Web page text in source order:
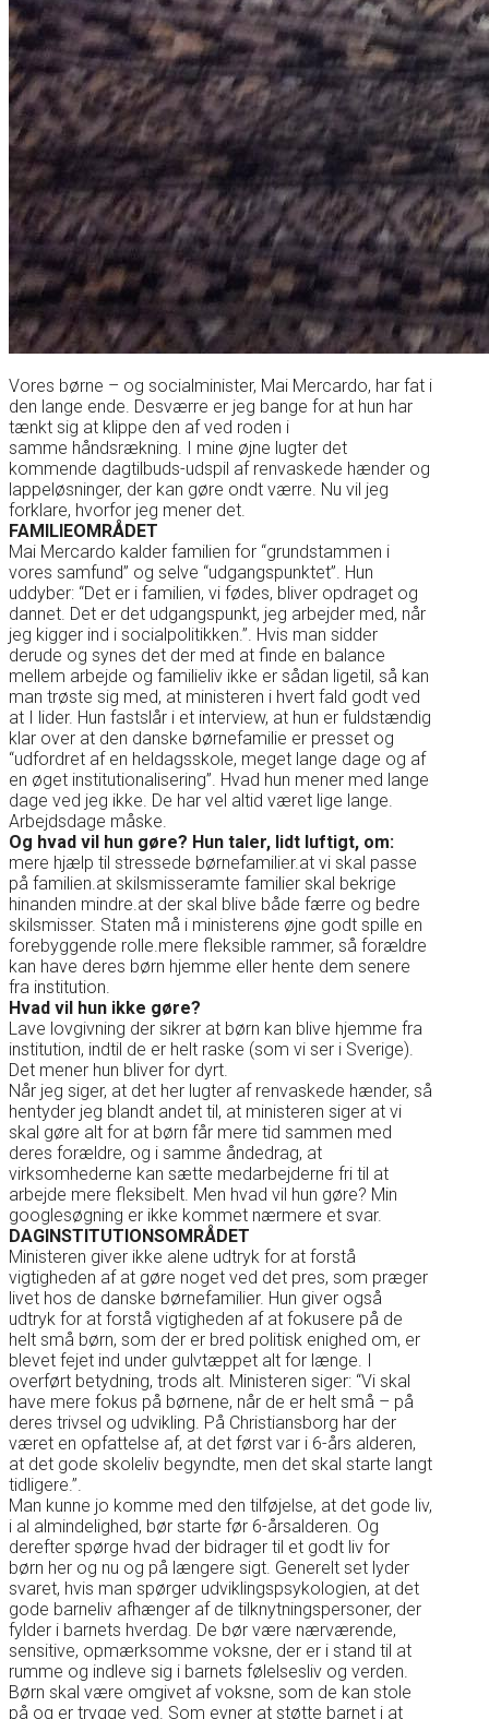
Vores børne – og socialminister, Mai Mercardo, har fat i
den lange ende. Desværre er jeg bange for at hun har
tænkt sig at klippe den af ved roden i
samme håndsrækning. I mine øjne lugter det
kommende dagtilbuds-udspil af renvaskede hænder og
lappeløsninger, der kan gøre ondt værre. Nu vil jeg
forklare, hvorfor jeg mener det.
FAMILIEOMRÅDET
Mai Mercardo kalder familien for “grundstammen i
vores samfund” og selve “udgangspunktet”. Hun
uddyber: “Det er i familien, vi fødes, bliver opdraget og
dannet. Det er det udgangspunkt, jeg arbejder med, når
jeg kigger ind i socialpolitikken.”. Hvis man sidder
derude og synes det der med at finde en balance
mellem arbejde og familieliv ikke er sådan ligetil, så kan
man trøste sig med, at ministeren i hvert fald godt ved
at I lider. Hun fastslår i et interview, at hun er fuldstændig
klar over at den danske børnefamilie er presset og
“udfordret af en heldagsskole, meget lange dage og af
en øget institutionalisering”. Hvad hun mener med lange
dage ved jeg ikke. De har vel altid været lige lange.
Arbejdsdage måske.
Og hvad vil hun gøre? Hun taler, lidt luftigt, om:
mere hjælp til stressede børnefamilier.at vi skal passe
på familien.at skilsmisseramte familier skal bekrige
hinanden mindre.at der skal blive både færre og bedre
skilsmisser. Staten må i ministerens øjne godt spille en
forebyggende rolle.mere fleksible rammer, så forældre
kan have deres børn hjemme eller hente dem senere
fra institution.
Hvad vil hun ikke gøre?
Lave lovgivning der sikrer at børn kan blive hjemme fra
institution, indtil de er helt raske (som vi ser i Sverige).
Det mener hun bliver for dyrt.
Når jeg siger, at det her lugter af renvaskede hænder, så
hentyder jeg blandt andet til, at ministeren siger at vi
skal gøre alt for at børn får mere tid sammen med
deres forældre, og i samme åndedrag, at
virksomhederne kan sætte medarbejderne fri til at
arbejde mere fleksibelt. Men hvad vil hun gøre? Min
googlesøgning er ikke kommet nærmere et svar.
DAGINSTITUTIONSOMRÅDET
Ministeren giver ikke alene udtryk for at forstå
vigtigheden af at gøre noget ved det pres, som præger
livet hos de danske børnefamilier. Hun giver også
udtryk for at forstå vigtigheden af at fokusere på de
helt små børn, som der er bred politisk enighed om, er
blevet fejet ind under gulvtæppet alt for længe. I
overført betydning, trods alt. Ministeren siger: “Vi skal
have mere fokus på børnene, når de er helt små – på
deres trivsel og udvikling. På Christiansborg har der
været en opfattelse af, at det først var i 6-års alderen,
at det gode skoleliv begyndte, men det skal starte langt
tidligere.”.
Man kunne jo komme med den tilføjelse, at det gode liv,
i al almindelighed, bør starte før 6-årsalderen. Og
derefter spørge hvad der bidrager til et godt liv for
børn her og nu og på længere sigt. Generelt set lyder
svaret, hvis man spørger udviklingspsykologien, at det
gode barneliv afhænger af de tilknytningspersoner, der
fylder i barnets hverdag. De bør være nærværende,
sensitive, opmærksomme voksne, der er i stand til at
rumme og indleve sig i barnets følelsesliv og verden.
Børn skal være omgivet af voksne, som de kan stole
på og er trygge ved. Som evner at støtte barnet i at